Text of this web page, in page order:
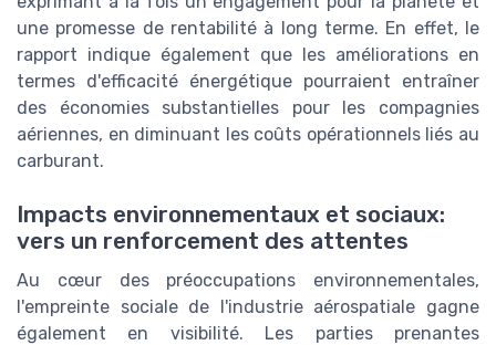
une promesse de rentabilité à long terme. En effet, le
rapport indique également que les améliorations en
termes d'efficacité énergétique pourraient entraîner
des économies substantielles pour les compagnies
aériennes, en diminuant les coûts opérationnels liés au
carburant.
Impacts environnementaux et sociaux:
vers un renforcement des attentes
Au cœur des préoccupations environnementales,
l'empreinte sociale de l'industrie aérospatiale gagne
également en visibilité. Les parties prenantes